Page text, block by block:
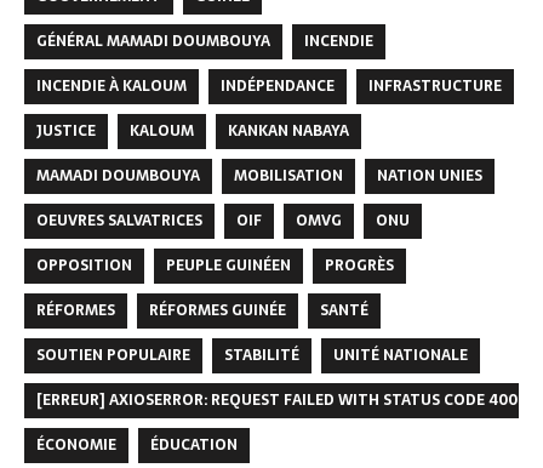
GÉNÉRAL MAMADI DOUMBOUYA
INCENDIE
INCENDIE À KALOUM
INDÉPENDANCE
INFRASTRUCTURE
JUSTICE
KALOUM
KANKAN NABAYA
MAMADI DOUMBOUYA
MOBILISATION
NATION UNIES
OEUVRES SALVATRICES
OIF OMVG
ONU
OPPOSITION
PEUPLE GUINÉEN
PROGRÈS
RÉFORMES
RÉFORMES GUINÉE
SANTÉ
SOUTIEN POPULAIRE
STABILITÉ
UNITÉ NATIONALE
[ERREUR] AXIOSERROR: REQUEST FAILED WITH STATUS CODE 400
ÉCONOMIE
ÉDUCATION